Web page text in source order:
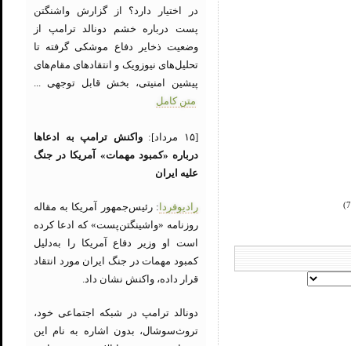
در اختیار دارد؟ از گزارش واشنگتن
پست درباره خشم دونالد ترامپ از
وضعیت ذخایر دفاع موشکی گرفته تا
تحلیل‌های نیوزویک و انتقادهای مقام‌های
پیشین امنیتی، بخش قابل توجهی ...
متن کامل
[۱۵ مرداد]:
واکنش ترامپ به ادعاها
درباره «کمبود مهمات» آمریکا در جنگ
علیه ایران
رادیوفردا : رئیس‌جمهور آمریکا به مقاله
روزنامه «واشینگتن‌پست» که ادعا کرده
است او وزیر دفاع آمریکا را به‌دلیل
کمبود مهمات در جنگ ایران مورد انتقاد
قرار داده، واکنش نشان داد.
دونالد ترامپ در شبکه اجتماعی خود،
تروث‌سوشال، بدون اشاره به نام این